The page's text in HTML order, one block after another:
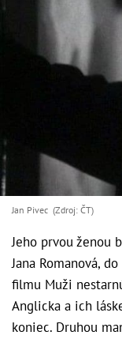
Jan Pivec (Zdroj: ČT)
Jeho prvou ženou
Jana Romanová,
filmu Muži
Anglicka a ich
koniec. Druhou